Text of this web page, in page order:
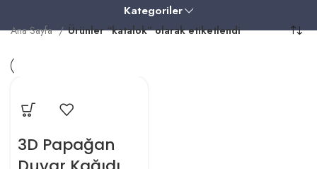
Kategoriler
Ana Sayfa Ürünler “katalok” olarak etiketlendi
3D Papağan